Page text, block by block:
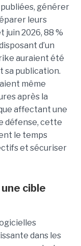
générer
leurs
juin 2026, 88 %
d’un
auraient été
sa publication.
même
après la
affectant une
défense, cette
le temps
et sécuriser
cible
dans les